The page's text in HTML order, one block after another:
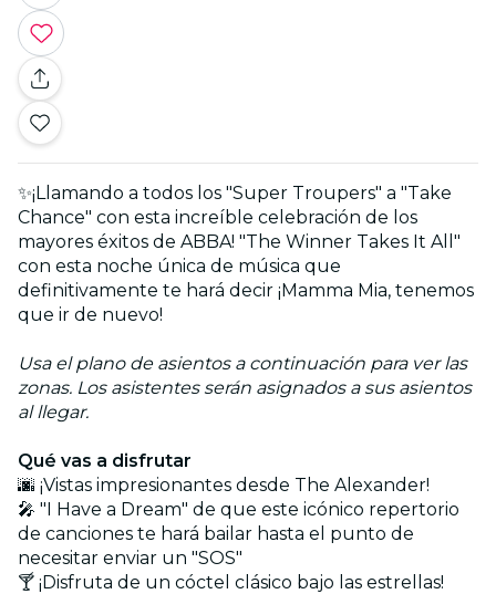
✨¡Llamando a todos los "Super Troupers" a "Take
Chance" con esta increíble celebración de los
mayores éxitos de ABBA! "The Winner Takes It All"
con esta noche única de música que
definitivamente te hará decir ¡Mamma Mia, tenemos
que ir de nuevo!
Usa el plano de asientos a continuación para ver las
zonas. Los asistentes serán asignados a sus asientos
al llegar.
Qué vas a disfrutar
🌆 ¡Vistas impresionantes desde The Alexander!
🎤 "I Have a Dream" de que este icónico repertorio
de canciones te hará bailar hasta el punto de
necesitar enviar un "SOS"
🍸 ¡Disfruta de un cóctel clásico bajo las estrellas!